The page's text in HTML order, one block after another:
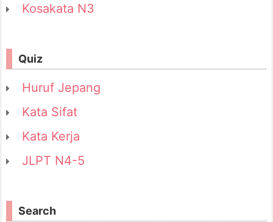
Kosakata N3
Quiz
Huruf Jepang
Kata Sifat
Kata Kerja
JLPT N4-5
Search